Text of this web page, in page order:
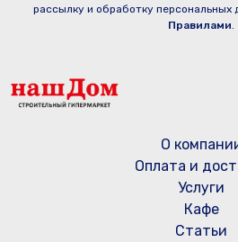
рассылку и обработку персональных
Правилами.
О
Оплата и
Услуги
Кафе
Статьи